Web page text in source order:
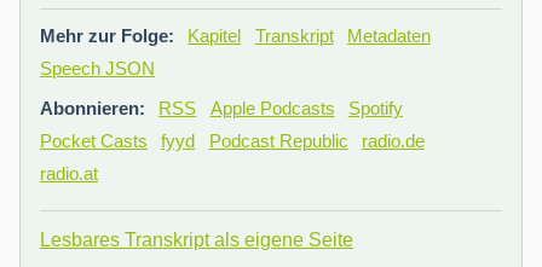
Mehr zur Folge: Kapitel Transkript
Metadaten
Speech JSON
Abonnieren:
RSS Apple Podcasts
Spotify
Pocket Casts
fyyd Podcast Republic
radio.de
radio.at
Lesbares Transkript als eigene Seite